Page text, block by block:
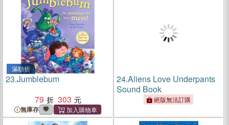
滿額折
23.Jumblebum
79
303
無庫存
24.Aliens Love Underpants
Sound Book
絕版無法訂購